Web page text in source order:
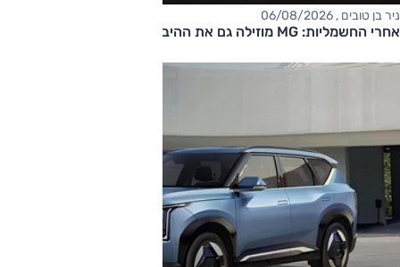
ניר בן טובים , 06/08/2026
אחרי החשמליות: MG מוזילה גם את ההיברידיות